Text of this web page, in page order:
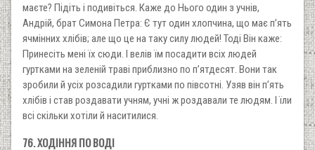
маєте? Підіть і подивіться. Каже до Нього один з учнів,
Андрій, брат Симона Петра: Є тут один хлопчина, що має п’ять
ячмінних хлібів; але що це на таку силу людей! Тоді Він каже:
Принесіть мені їх сюди. І велів їм посадити всіх людей
гуртками на зеленій траві приблизно по п’ятдесят. Вони так
зробили й усіх розсадили гуртками по півсотні. Узяв він п’ять
хлібів і став роздавати учням, учні ж роздавали те людям. І їли
всі скільки хотіли й наситилися.
76. ХОДІННЯ ПО ВОДІ